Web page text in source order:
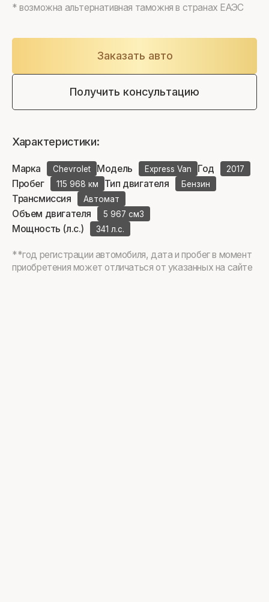
* возможна альтернативная таможня в странах ЕАЭС
Заказать авто
Получить консультацию
Характеристики:
Марка Chevrolet Модель Express Van Год 2017
Пробег 115 968 км Тип двигателя Бензин
Трансмиссия Автомат
Объем двигателя 5 967 см3
Мощность (л.с.) 341 л.с.
**год регистрации автомобиля, дата и пробег в момент
приобретения может отличаться от указанных на сайте